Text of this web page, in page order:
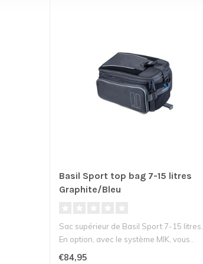
Basil Sport top bag 7-15 litres
Graphite/Bleu
Sac supérieur de Basil Sport 7-15 litres.
En option, avec le système MIK, vous..
€84,95